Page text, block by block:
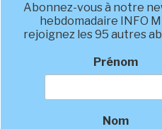
Abonnez-vous à notre
hebdomadaire INFO
rejoignez les 95 autres
Prénom
Nom